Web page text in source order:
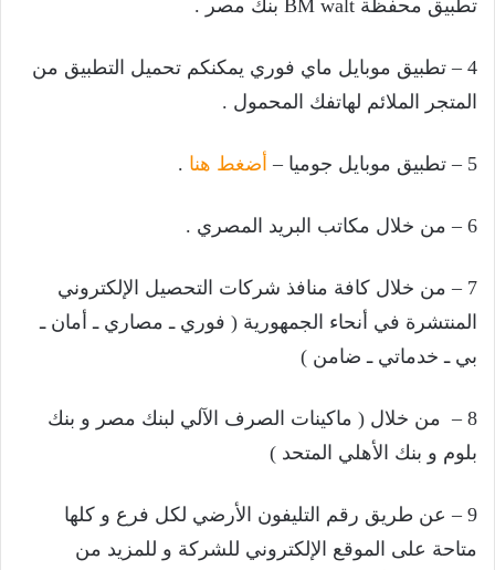
تطبيق محفظة BM walt بنك مصر .
4 – تطبيق موبايل ماي فوري يمكنكم تحميل التطبيق من
المتجر الملائم لهاتفك المحمول .
5 – تطبيق موبايل جوميا – أضغط هنا .
6 – من خلال مكاتب البريد المصري .
7 – من خلال كافة منافذ شركات التحصيل الإلكتروني
المنتشرة في أنحاء الجمهورية ( فوري ـ مصاري ـ أمان ـ
بي ـ خدماتي ـ ضامن )
8 – من خلال ( ماكينات الصرف الآلي لبنك مصر و بنك
بلوم و بنك الأهلي المتحد )
9 – عن طريق رقم التليفون الأرضي لكل فرع و كلها
متاحة على الموقع الإلكتروني للشركة و للمزيد من